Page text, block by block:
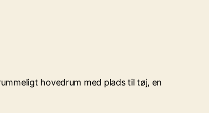
hovedrum med plads til tøj, en